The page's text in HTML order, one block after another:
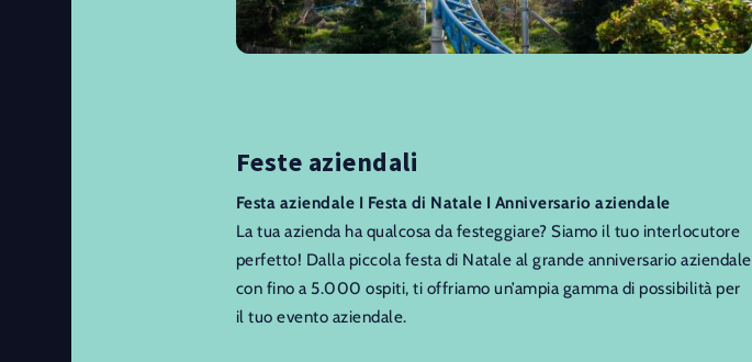
Feste aziendali
Festa aziendale I Festa di Natale I Anniversario aziendale
La tua azienda ha qualcosa da festeggiare? Siamo il tuo interlocutore
perfetto! Dalla piccola festa di Natale al grande anniversario aziendale
con fino a 5.000 ospiti, ti offriamo un’ampia gamma di possibilità per
il tuo evento aziendale.